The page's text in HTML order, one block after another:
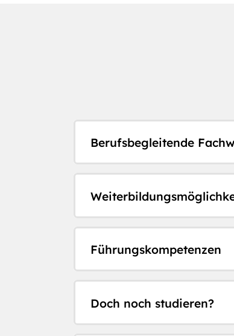
Berufsbegleitende
Führungskompetenzen
Doch noch studieren?